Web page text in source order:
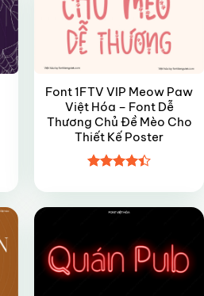
Font 1FTV VIP Meow Paw
Việt Hóa – Font Dễ
Thương Chủ Đề Mèo Cho
Thiết Kế Poster
hạng4.4
5 sao